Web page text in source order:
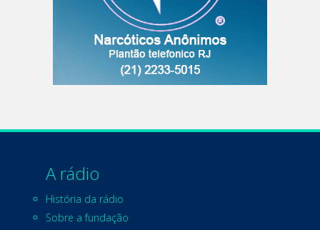
A rádio
História da rádio
Sobre a fundação